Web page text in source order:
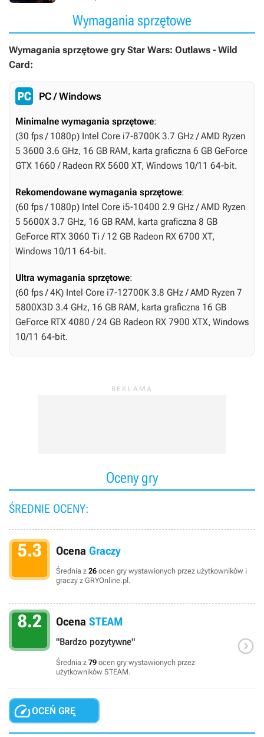
Wymagania sprzętowe
Wymagania sprzętowe gry Star Wars: Outlaws - Wild
Card:
PC / Windows
Minimalne wymagania sprzętowe:
(30 fps / 1080p) Intel Core i7-8700K 3.7 GHz / AMD Ryzen
5 3600 3.6 GHz, 16 GB RAM, karta graficzna 6 GB GeForce
GTX 1660 / Radeon RX 5600 XT, Windows 10/11 64-bit.
Rekomendowane wymagania sprzętowe:
(60 fps / 1080p) Intel Core i5-10400 2.9 GHz / AMD Ryzen
5 5600X 3.7 GHz, 16 GB RAM, karta graficzna 8 GB
GeForce RTX 3060 Ti / 12 GB Radeon RX 6700 XT,
Windows 10/11 64-bit.
Ultra wymagania sprzętowe:
(60 fps / 4K) Intel Core i7-12700K 3.8 GHz / AMD Ryzen 7
5800X3D 3.4 GHz, 16 GB RAM, karta graficzna 16 GB
GeForce RTX 4080 / 24 GB Radeon RX 7900 XTX, Windows
10/11 64-bit.
Oceny gry
ŚREDNIE OCENY:
5.3 Ocena Graczy
Średnia z 26 ocen gry wystawionych przez użytkowników i
graczy z GRYOnline.pl.
8.2 Ocena STEAM
"Bardzo pozytywne"
Średnia z 79 ocen gry wystawionych przez
użytkowników STEAM.

OCEŃ GRĘ